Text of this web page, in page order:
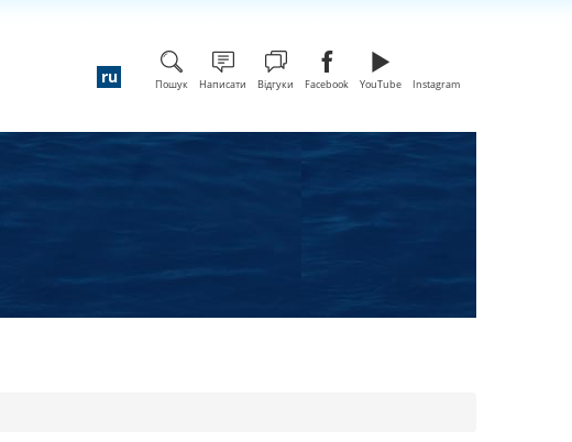
Пошук Написати Відгуки Facebook YouTube Instagram